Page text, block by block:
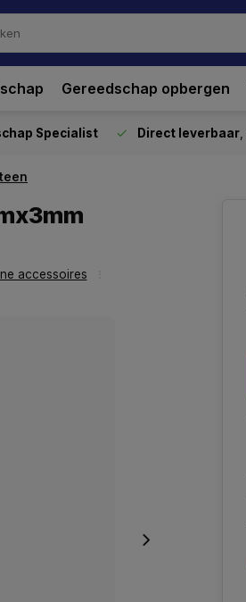
Gereedschap opbergen
Specialist Direct leverbaar
accessoires